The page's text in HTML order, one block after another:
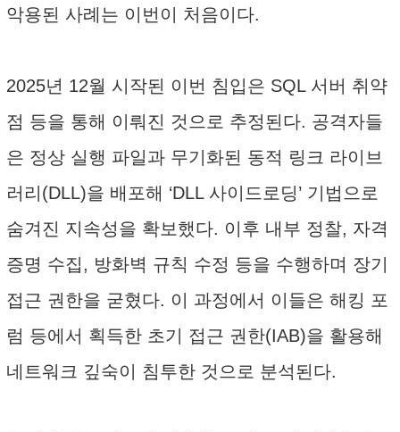
악용된 사례는 이번이 처음이다.
2025년 12월 시작된 이번 침입은 SQL 서버 취약
점 등을 통해 이뤄진 것으로 추정된다. 공격자들
은 정상 실행 파일과 무기화된 동적 링크 라이브
러리(DLL)을 배포해 ‘DLL 사이드로딩’ 기법으로
숨겨진 지속성을 확보했다. 이후 내부 정찰, 자격
증명 수집, 방화벽 규칙 수정 등을 수행하며 장기
접근 권한을 굳혔다. 이 과정에서 이들은 해킹 포
럼 등에서 획득한 초기 접근 권한(IAB)을 활용해
네트워크 깊숙이 침투한 것으로 분석된다.